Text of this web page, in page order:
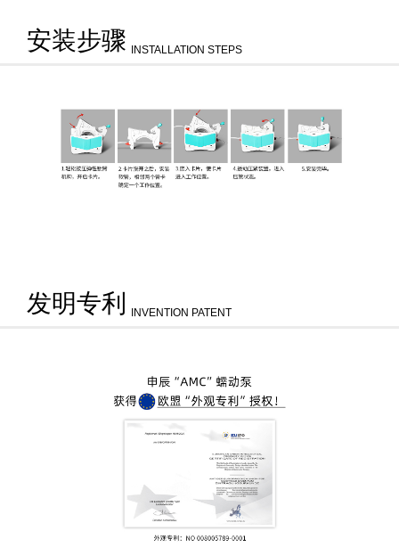
安装步骤 INSTALLATION STEPS
发明专利 INVENTION PATENT